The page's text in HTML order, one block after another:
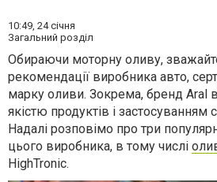
10:49, 24 січня
Загальний розділ
Обираючи моторну оливу,
рекомендації виробника авто,
марку оливи. Зокрема, бренд Aral
якістю продуктів і застосуванням
Надалі розповімо про три
цього виробника, в тому числі
HighTronic.